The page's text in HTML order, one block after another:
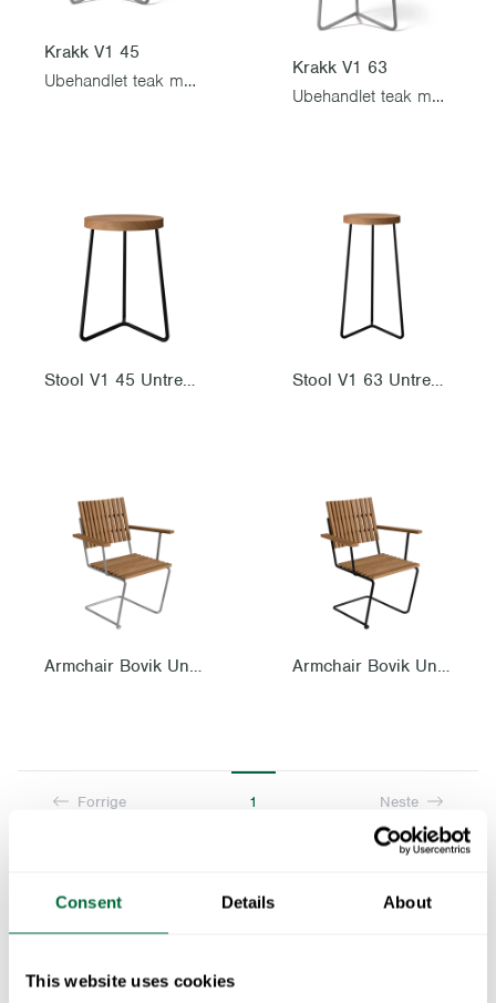
Consent Details About
This website uses cookies
Krakk V1 45
Ubehandlet teak med varmgalvanisert stativ
Krakk V1 63
Ubehandlet teak med varmgalvanisert stativ
Stool V1 45 Untreated teak with black steel base Stool V1 63 Untreated teak with black steel base
Armchair Bovik Untreated teak with hot galvanized steel base Armchair Bovik Untreated teak with black steel base
Forrige 1 Neste
Teakstolene våre finnes i flere av Grythyttans serier – fra den
ikoniske Lenestol A2 til den elegante Stol 1 og den